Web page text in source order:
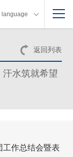
language
返回列表
水筑就希望
工作总结会暨表